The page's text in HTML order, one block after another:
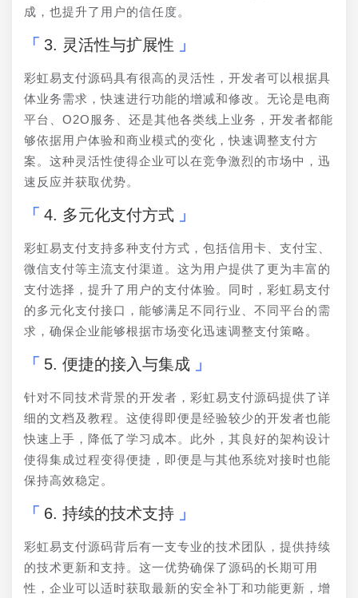
成，也提升了用户的信任度。
3. 灵活性与扩展性
彩虹易支付源码具有很高的灵活性，开发者可以根据具
体业务需求，快速进行功能的增减和修改。无论是电商
平台、O2O服务、还是其他各类线上业务，开发者都能
够依据用户体验和商业模式的变化，快速调整支付方
案。这种灵活性使得企业可以在竞争激烈的市场中，迅
速反应并获取优势。
4. 多元化支付方式
彩虹易支付支持多种支付方式，包括信用卡、支付宝、
微信支付等主流支付渠道。这为用户提供了更为丰富的
支付选择，提升了用户的支付体验。同时，彩虹易支付
的多元化支付接口，能够满足不同行业、不同平台的需
求，确保企业能够根据市场变化迅速调整支付策略。
5. 便捷的接入与集成
针对不同技术背景的开发者，彩虹易支付源码提供了详
细的文档及教程。这使得即便是经验较少的开发者也能
快速上手，降低了学习成本。此外，其良好的架构设计
使得集成过程变得便捷，即便是与其他系统对接时也能
保持高效稳定。
6. 持续的技术支持
彩虹易支付源码背后有一支专业的技术团队，提供持续
的技术更新和支持。这一优势确保了源码的长期可用
性，企业可以适时获取最新的安全补丁和功能更新，增